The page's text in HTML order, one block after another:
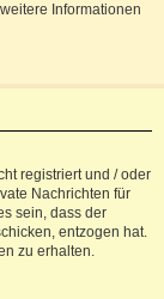
Informationen
registriert und / oder
Nachrichten für
sein, dass der
entzogen hat.
zu erhalten.